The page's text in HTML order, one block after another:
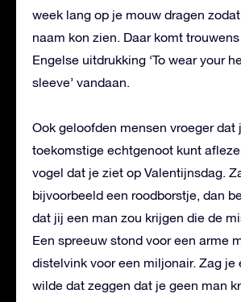
week lang op je mouw dragen
naam kon zien. Daar komt
Engelse uitdrukking ‘To wear your
sleeve’ vandaan.
Ook geloofden mensen vroeger dat
toekomstige echtgenoot kunt
vogel dat je ziet op Valentijnsdag.
bijvoorbeeld een roodborstje, dan
dat jij een man zou krijgen die de
Een spreeuw stond voor een arme
distelvink voor een miljonair. Zag je
wilde dat zeggen dat je geen man